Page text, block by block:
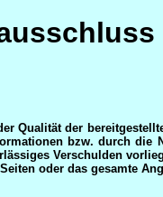
der
bzw. durch
Verschulden
oder das gesamte